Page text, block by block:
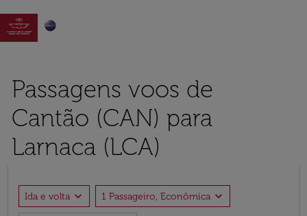

Passagens voos de
Cantão (CAN) para
Larnaca (LCA)
Ida e volta expand_more 1 Passageiro, Econômica expand_more